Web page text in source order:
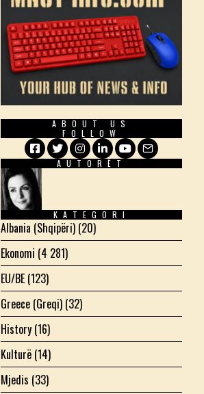
ABOUT US
FOLLOW
Facebook
TwitterInstagram
LinkedIn
YouTube
Email
AUTORËT
KATEGORI
Albania (Shqipëri) (20)
Ekonomi (4 281)
EU/BE (123)
Greece (Greqi) (32)
History (16)
Kulturë (14)
Mjedis (33)